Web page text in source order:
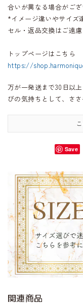
合いが異なる場合がござ
*イメージ違いやサイズ
セル・返品交換はご遠慮
トップページはこちら
https://
万が一発送まで30日以
びの気持ちとして、さ
Save
関連商品